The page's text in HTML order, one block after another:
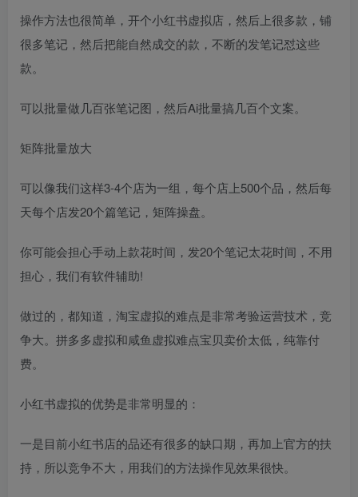
操作方法也很简单，开个小红书虚拟店，然后上很多款，铺
很多笔记，然后把能自然成交的款，不断的发笔记怼这些
款。
可以批量做几百张笔记图，然后Ai批量搞几百个文案。
矩阵批量放大
可以像我们这样3-4个店为一组，每个店上500个品，然后每
天每个店发20个篇笔记，矩阵操盘。
你可能会担心手动上款花时间，发20个笔记太花时间，不用
担心，我们有软件辅助!
做过的，都知道，淘宝虚拟的难点是非常考验运营技术，竞
争大。拼多多虚拟和咸鱼虚拟难点宝贝卖价太低，纯靠付
费。
小红书虚拟的优势是非常明显的：
一是目前小红书店的品还有很多的缺口期，再加上官方的扶
持，所以竞争不大，用我们的方法操作见效果很快。